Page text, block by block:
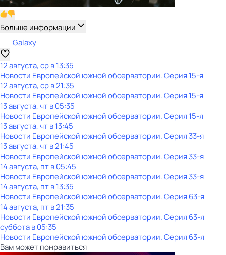
Больше информации
Galaxy
12 августа, ср в 13:35
Новости Европейской южной обсерватории. Серия 15-я
12 августа, ср в 21:35
Новости Европейской южной обсерватории. Серия 15-я
13 августа, чт в 05:35
Новости Европейской южной обсерватории. Серия 15-я
13 августа, чт в 13:45
Новости Европейской южной обсерватории. Серия 33-я
13 августа, чт в 21:45
Новости Европейской южной обсерватории. Серия 33-я
14 августа, пт в 05:45
Новости Европейской южной обсерватории. Серия 33-я
14 августа, пт в 13:35
Новости Европейской южной обсерватории. Серия 63-я
14 августа, пт в 21:35
Новости Европейской южной обсерватории. Серия 63-я
субботав05:35
Новости Европейской южной обсерватории. Серия 63-я
Вам может понравиться